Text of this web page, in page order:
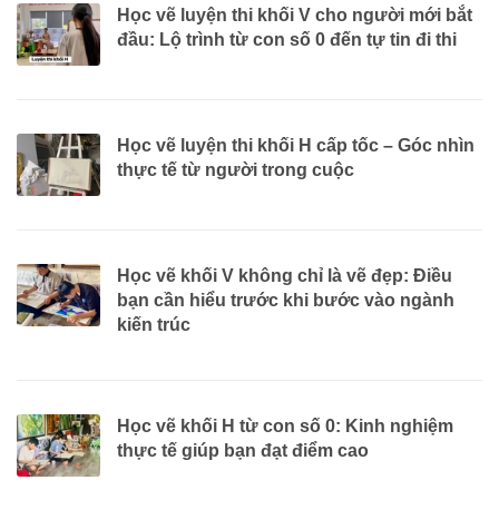
Học vẽ luyện thi khối V cho người mới bắt
đầu: Lộ trình từ con số 0 đến tự tin đi thi
Học vẽ luyện thi khối H cấp tốc – Góc nhìn
thực tế từ người trong cuộc
Học vẽ khối V không chỉ là vẽ đẹp: Điều
bạn cần hiểu trước khi bước vào ngành
kiến trúc
Học vẽ khối H từ con số 0: Kinh nghiệm
thực tế giúp bạn đạt điểm cao